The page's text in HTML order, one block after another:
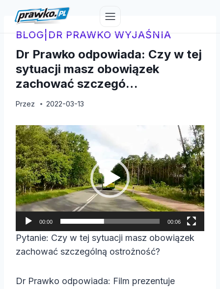
treściBLOG| DR PRAWKO WYJAŚNIA
Dr Prawko odpowiada: Czy w tej
sytuacji masz obowiązek
zachować szczegó…
Przez 2022-03-13
O
d
t
w
a
r
z
c
z
i
00:00 00:06
Pytanie: Czy w tej sytuacji masz obowiązek
zachować szczególną ostrożność?
Dr Prawko odpowiada: Film prezentuje